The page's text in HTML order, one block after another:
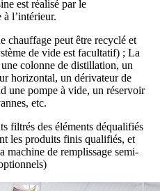
est réalisé par le
l’intérieur.
chauffage peut être recyclé et
de vide est facultatif) ; La
colonne de distillation, un
horizontal, un dérivateur de
une pompe à vide, un réservoir
etc.
filtrés des éléments déqualifiés
les produits finis qualifiés, et
machine de remplissage semi-